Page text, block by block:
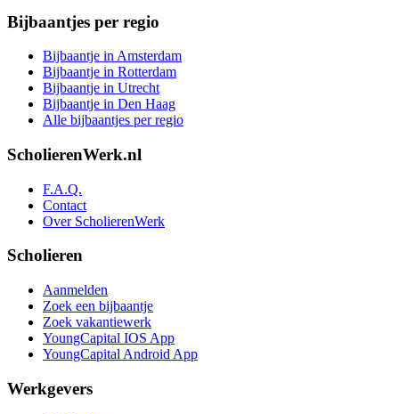
Bijbaantjes per regio
Bijbaantje in Amsterdam
Bijbaantje in Rotterdam
Bijbaantje in Utrecht
Bijbaantje in Den Haag
Alle bijbaantjes per regio
ScholierenWerk.nl
F.A.Q.
Contact
Over ScholierenWerk
Scholieren
Aanmelden
Zoek een bijbaantje
Zoek vakantiewerk
YoungCapital IOS App
YoungCapital Android App
Werkgevers